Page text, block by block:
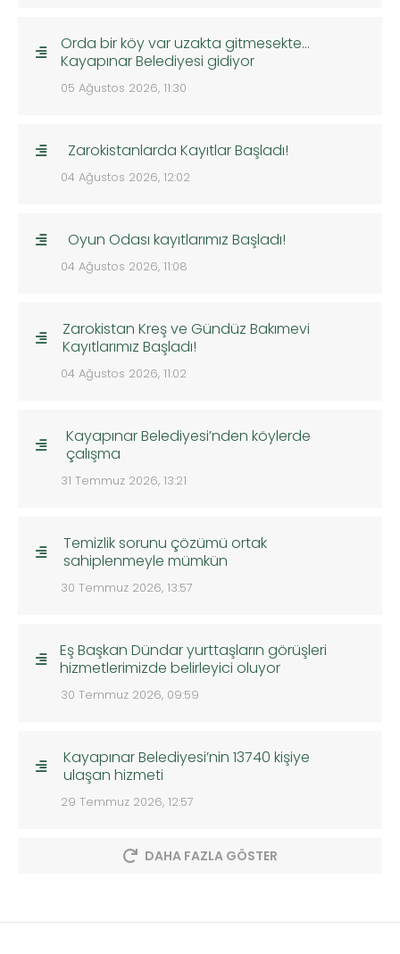
Orda bir köy var uzakta gitmesekte…
Kayapınar Belediyesi gidiyor
05 Ağustos 2026, 11:30
Zarokistanlarda Kayıtlar Başladı!
04 Ağustos 2026, 12:02
Oyun Odası kayıtlarımız Başladı!
04 Ağustos 2026, 11:08
Zarokistan Kreş ve Gündüz Bakımevi
Kayıtlarımız Başladı!
04 Ağustos 2026, 11:02
Kayapınar Belediyesi’nden köylerde
çalışma
31 Temmuz 2026, 13:21
Temizlik sorunu çözümü ortak
sahiplenmeyle mümkün
30 Temmuz 2026, 13:57
Eş Başkan Dündar yurttaşların görüşleri
hizmetlerimizde belirleyici oluyor
30 Temmuz 2026, 09:59
Kayapınar Belediyesi’nin 13740 kişiye
ulaşan hizmeti
29 Temmuz 2026, 12:57
DAHA FAZLA GÖSTER